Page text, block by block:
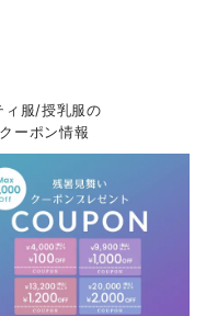
ィ服/授乳服の
ーポン情報